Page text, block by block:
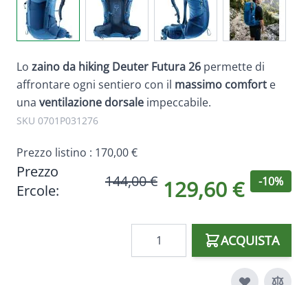
Lo zaino da hiking Deuter Futura 26 permette di
affrontare ogni sentiero con il massimo comfort e
una ventilazione dorsale impeccabile.
SKU 0701P031276
Prezzo listino : 170,00 €
Prezzo
Ercole:
144,00 € 129,60 € -10%
ACQUISTA